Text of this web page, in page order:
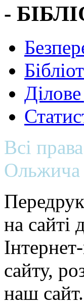
-
Всі
Ольжича
на сайті
сайту,
наш сайт.